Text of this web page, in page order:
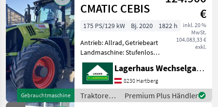
AKTUELLER
PFAD
Claas
Arion
650
Cmatic
Cebis
KATEGORIE
Zurücksetzen
25
anzeigen
Gebrauchtmaschine
CMATIC CEBIS
€
inkl. 20 %
MwSt.
104.083,33 €
exkl.
175 PS/129 kW Bj. 2020
1822 h
Antrieb: Allrad, Getriebeart
Landmaschine: Stufenloses
Getriebe, Plattform: Kabine,
Zapfwellendrehzahl:
540/1000,
Höchstgeschwindigkeit in
km/h: 50 km/h, Aufladung:
Lagerhaus Wechselgau reg. Gen.m.b.H.
8230 Hartberg
Traktoren /
Claas
Premium Plus Händler